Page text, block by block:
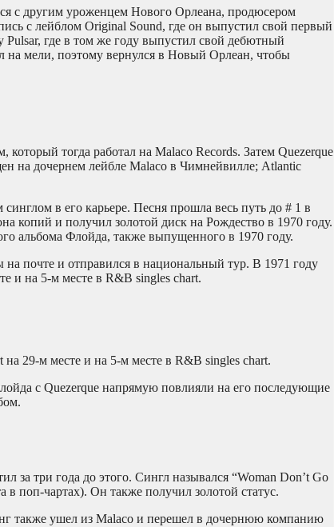
с другим уроженцем Нового Орлеана, продюсером
с лейблом Original Sound, где он выпустил свой первый
Pulsar, где в том же году выпустил свой дебютный
мели, поэтому вернулся в Новый Орлеан, чтобы
тогда работал на Malaco Records. Затем Quezerque
на дочернем лейбле Malaco в Чимнейвилле; Atlantic
в его карьере. Песня прошла весь путь до # 1 в
копий и получил золотой диск на Рождество в 1970 году.
альбома Флойда, также выпущенного в 1970 году.
на почте и отправился в национальный тур. В 1971 году
и на 5-м месте в R&B singles chart.
29-м месте и на 5-м месте в R&B singles chart.
с Quezerque напрямую повлияли на его последующие
три года до этого. Сингл назывался “Woman Don’t Go
поп-чартах). Он также получил золотой статус.
также ушел из Malaco и перешел в дочернюю компанию